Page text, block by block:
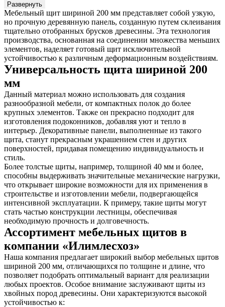
Развернуть
Мебельный щит шириной 200 мм представляет собой узкую,
но прочную деревянную панель, созданную путем склеивания
тщательно отобранных брусков древесины. Эта технология
производства, основанная на соединении множества меньших
элементов, наделяет готовый щит исключительной
устойчивостью к различным деформационным воздействиям.
Универсальность щита шириной 200
мм
Данный материал можно использовать для создания
разнообразной мебели, от компактных полок до более
крупных элементов. Также он прекрасно подходит для
изготовления подоконников, добавляя уют и тепло в
интерьер. Декоративные панели, выполненные из такого
щита, станут прекрасным украшением стен и других
поверхностей, придавая помещению индивидуальность и
стиль.
Более толстые щиты, например, толщиной 40 мм и более,
способны выдерживать значительные механические нагрузки,
что открывает широкие возможности для их применения в
строительстве и изготовлении мебели, подвергающейся
интенсивной эксплуатации. К примеру, такие щиты могут
стать частью конструкции лестницы, обеспечивая
необходимую прочность и долговечность.
Ассортимент мебельных щитов в
компании «Илимлесхоз»
Наша компания предлагает широкий выбор мебельных щитов
шириной 200 мм, отличающихся по толщине и длине, что
позволяет подобрать оптимальный вариант для реализации
любых проектов. Особое внимание заслуживают щиты из
хвойных пород древесины. Они характеризуются высокой
устойчивостью к: